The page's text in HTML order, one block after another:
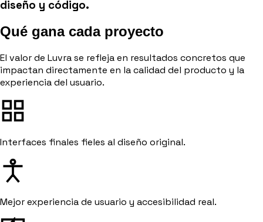
diseño y código.
Qué gana cada proyecto
El valor de Luvra se refleja en resultados concretos que
impactan directamente en la calidad del producto y la
experiencia del usuario.
Interfaces finales fieles al diseño original.
Mejor experiencia de usuario y accesibilidad real.